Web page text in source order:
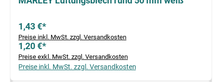
1,43 €*
Preise inkl. MwSt. zzgl. Versandkosten
1,20 €*
Preise exkl. MwSt. zzgl. Versandkosten
Preise inkl. MwSt. zzgl. Versandkosten